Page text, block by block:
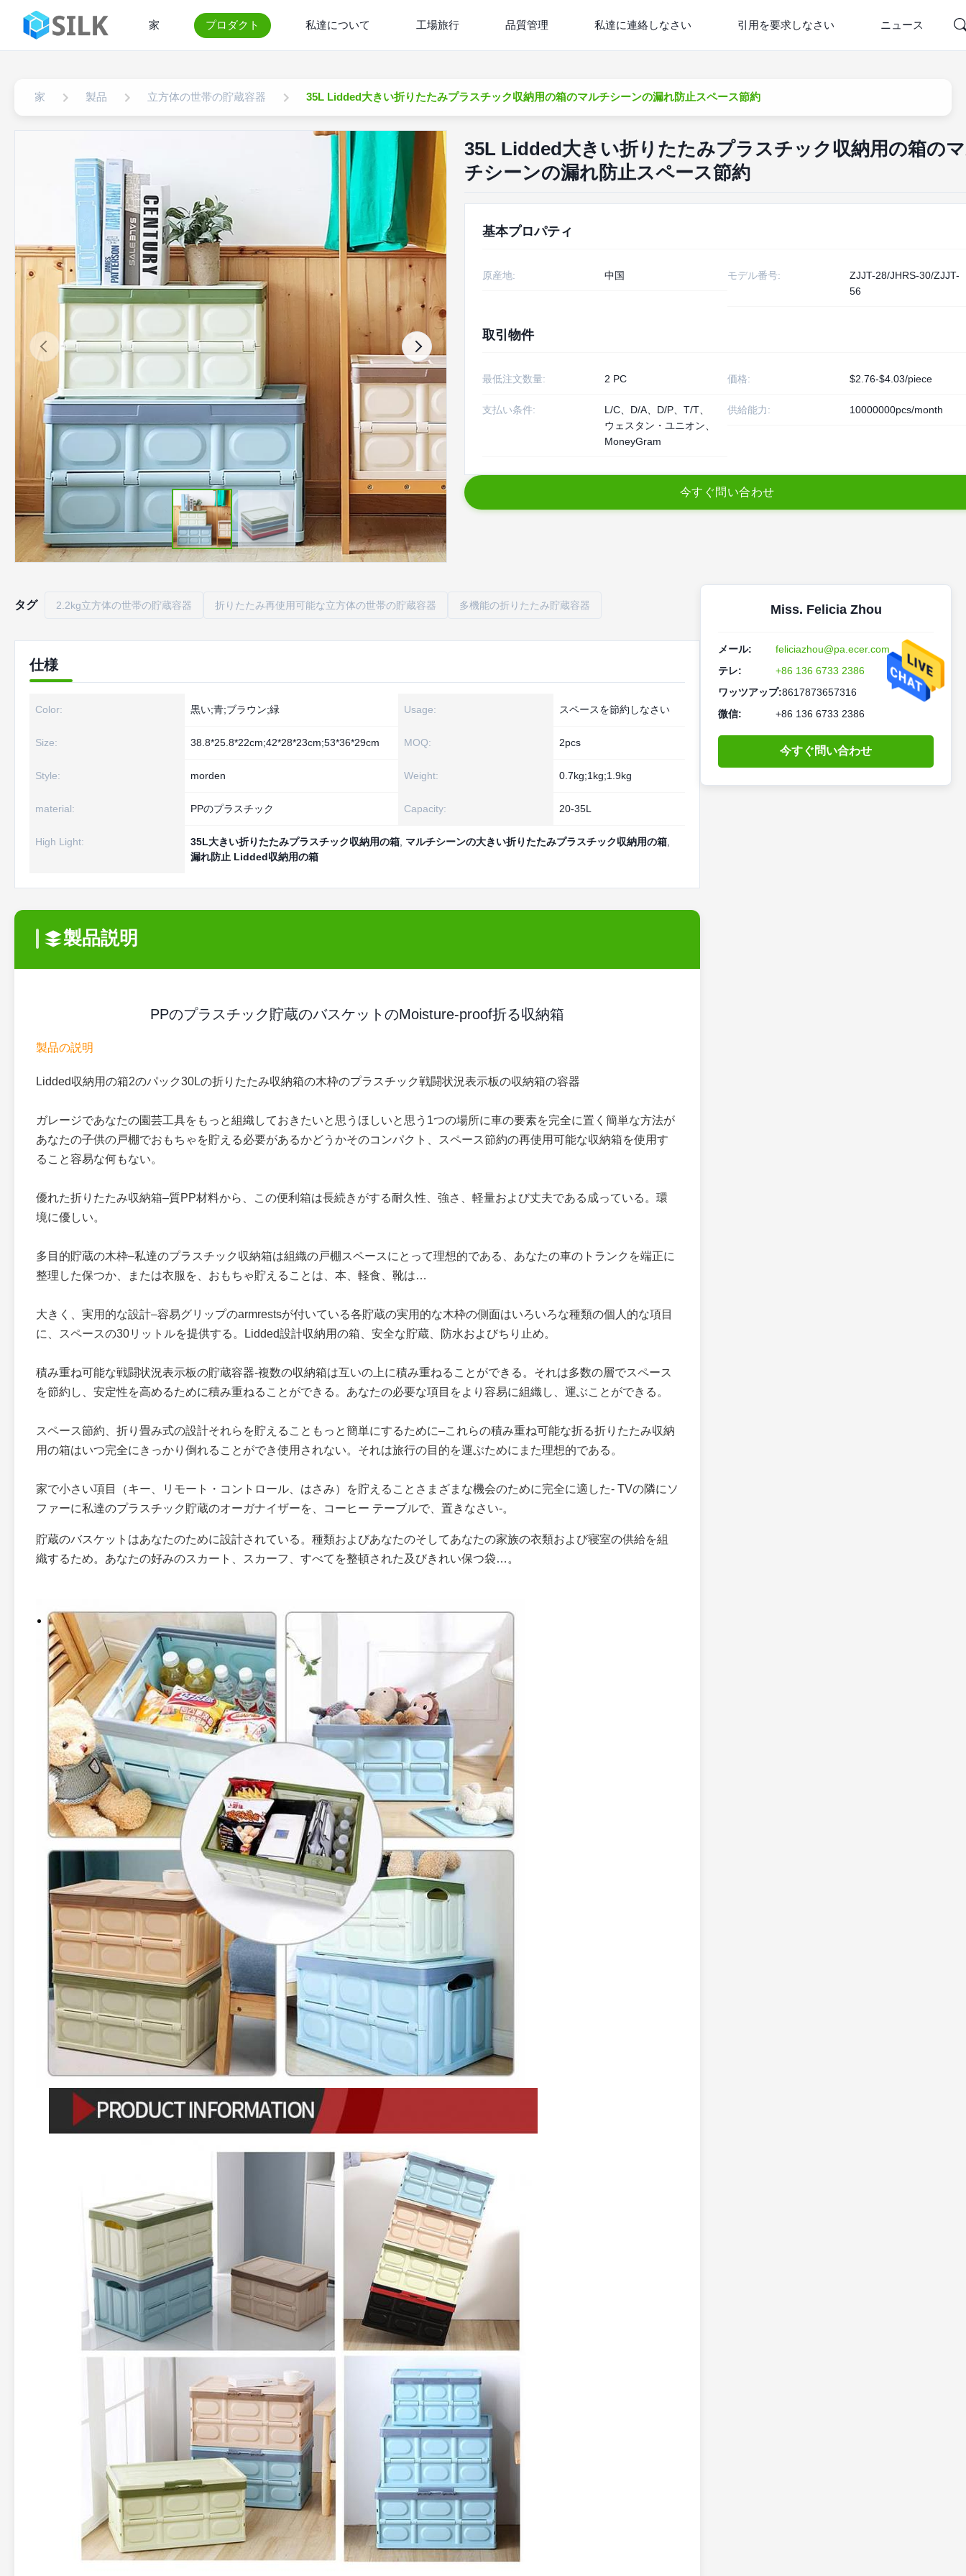
家 プロダクト 私達について 工場旅行 品質管理 私達に連絡しなさい 引用を要求しなさい ニュース
家 製品 立方体の世帯の貯蔵容器 35L Lidded大きい折りたたみプラスチック収納用の箱のマルチシーンの漏れ防止スペース節約
35L Lidded大きい折りたたみプラスチック収納用の箱の
チシーンの漏れ防止スペース節約
基本プロパティ
原産地: 中国 モデル番号:
ZJJT-28/JHRS-30/ZJJT-
56
取引物件
最低注文数量: 2 PC 価格: $2.76-$4.03/piece
支払い条件:
L/C、D/A、D/P、T/T、
ウェスタン・ユニオン、
MoneyGram
供給能力: 10000000pcs/month
今す ぐ問 い合わせ
タグ 2.2kg立方体の世帯の貯蔵容器 折りたたみ再使用可能な立方体の世帯の貯蔵容器 多機能の折りたたみ貯蔵容器
仕様
Color: 黒い;青;ブラウン;緑 Usage: スペースを節約しなさい
Size: 38.8*25.8*22cm;42*28*23cm;53*36*29cm MOQ: 2pcs
Style: morden Weight: 0.7kg;1kg;1.9kg
material: PPのプラスチック Capacity: 20-35L
High Light: 35L大きい折りたたみプラスチック収納用の箱 マルチシーンの大きい折りたたみプラスチック収納用の箱
漏れ防止 Lidded収納用の箱
製品説明
PPのプラスチック貯蔵のバスケットのMoisture-proof折る収納箱
製品の説明
Lidded収納用の箱2のパック30Lの折りたたみ収納箱の木枠のプラスチック戦闘状況表示板の収納箱の容器
ガレージであなたの園芸工具をもっと組織しておきたいと思うほしいと思う1つの場所に車の要素を完全に置く簡単な方法が
あなたの子供の戸棚でおもちゃを貯える必要があるかどうかそのコンパクト、スペース節約の再使用可能な収納箱を使用す
ること容易な何もない。
優れた折りたたみ収納箱–質PP材料から、この便利箱は長続きがする耐久性、強さ、軽量および丈夫である成っている。環
境に優しい。
多目的貯蔵の木枠–私達のプラスチック収納箱は組織の戸棚スペースにとって理想的である、あなたの車のトランクを端正に
整理した保つか、または衣服を、おもちゃ貯えることは、本、軽食、靴は…
大きく、実用的な設計–容易グリップのarmrestsが付いている各貯蔵の実用的な木枠の側面はいろいろな種類の個人的な項目
に、スペースの30リットルを提供する。Lidded設計収納用の箱、安全な貯蔵、防水およびちり止め。
積み重ね可能な戦闘状況表示板の貯蔵容器-複数の収納箱は互いの上に積み重ねることができる。それは多数の層でスペース
を節約し、安定性を高めるために積み重ねることができる。あなたの必要な項目をより容易に組織し、運ぶことができる。
スペース節約、折り畳み式の設計それらを貯えることもっと簡単にするために–これらの積み重ね可能な折る折りたたみ収納
用の箱はいつ完全にきっかり倒れることができ使用されない。それは旅行の目的を運ぶためにまた理想的である。
家で小さい項目（キー、リモート・コントロール、はさみ）を貯えることさまざまな機会のために完全に適した- TVの隣にソ
ファーに私達のプラスチック貯蔵のオーガナイザーを、コーヒー テーブルで、置きなさい-。
貯蔵のバスケットはあなたのために設計されている。種類およびあなたのそしてあなたの家族の衣類および寝室の供給を組
織するため。あなたの好みのスカート、スカーフ、すべてを整頓された及びきれい保つ袋…。
Miss. Felicia Zhou
メール:
feliciazhou@pa.ecer.com
テレ:
+86 136 6733 2386
ワッツアップ:8617873657316
微信:
+86 136 6733 2386
今すぐ問い合わせ